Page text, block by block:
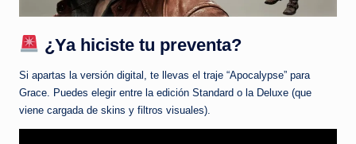
¿Ya hiciste tu preventa?
Si apartas la versión digital, te llevas el traje “Apocalypse” para
Grace. Puedes elegir entre la edición Standard o la Deluxe (que
viene cargada de skins y filtros visuales).